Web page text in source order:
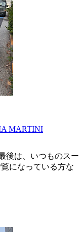
MARTINI
後は、いつものスー
になっている方な